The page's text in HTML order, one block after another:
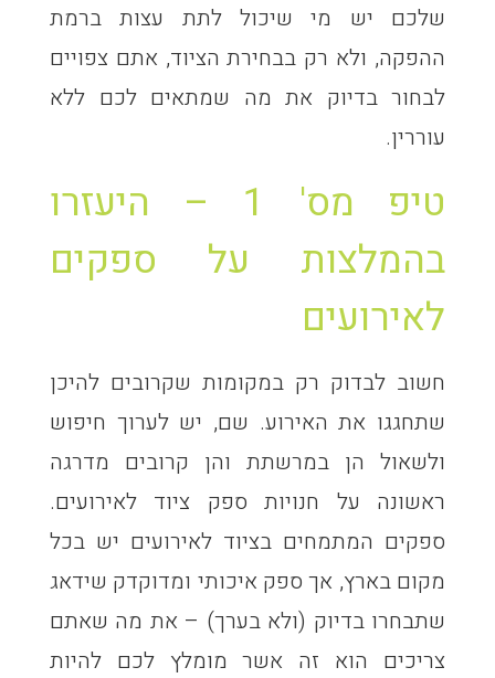
שלכם יש מי שיכול לתת עצות ברמת
ההפקה, ולא רק בבחירת הציוד, אתם צפויים
לבחור בדיוק את מה שמתאים לכם ללא
עוררין.
טיפ מס' 1 – היעזרו
בהמלצות על ספקים
לאירועים
חשוב לבדוק רק במקומות שקרובים להיכן
שתחגגו את האירוע. שם, יש לערוך חיפוש
ולשאול הן במרשתת והן קרובים מדרגה
ראשונה על חנויות ספק ציוד לאירועים.
ספקים המתמחים בציוד לאירועים יש בכל
מקום בארץ, אך ספק איכותי ומדוקדק שידאג
שתבחרו בדיוק (ולא בערך) – את מה שאתם
צריכים הוא זה אשר מומלץ לכם להיות